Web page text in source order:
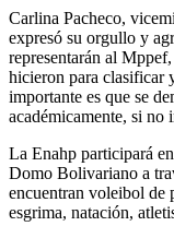
Carlina Pacheco,
expresó su orgullo y
representarán al
hicieron para clasificar
importante es que se
académicamente, si no
La Enahp participará
Domo Bolivariano a
encuentran voleibol de
esgrima, natación,